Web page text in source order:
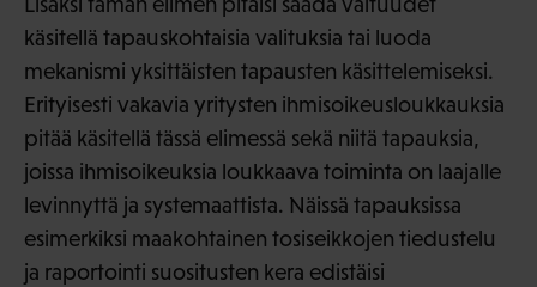
käsitellä tapauskohtaisia valituksia tai luoda
mekanismi yksittäisten tapausten käsittelemiseksi.
Erityisesti vakavia yritysten ihmisoikeusloukkauksia
pitää käsitellä tässä elimessä sekä niitä tapauksia,
joissa ihmisoikeuksia loukkaava toiminta on laajalle
levinnyttä ja systemaattista. Näissä tapauksissa
esimerkiksi maakohtainen tosiseikkojen tiedustelu
ja raportointi suositusten kera edistäisi